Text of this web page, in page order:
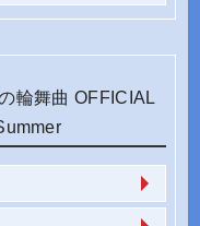
輪舞曲 OFFICIAL